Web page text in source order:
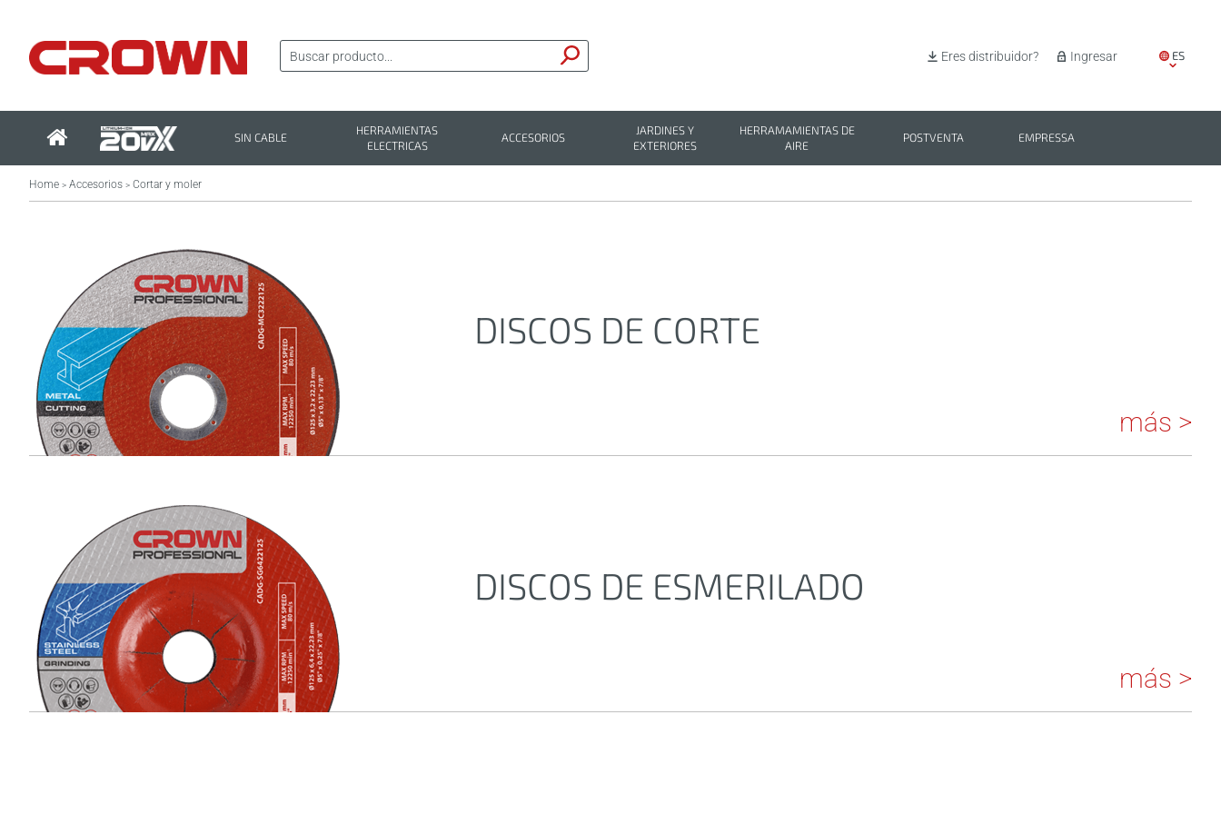
ES
Ingresar
Eres distribuidor?
SIN CABLE
HERRAMIENTAS
ELECTRICAS
ACCESORIOS
JARDINES Y
EXTERIORES
HERRAMAMIENTAS DE
AIRE
POSTVENTA EMPRESSA
Home > Accesorios > Cortar y moler
DISCOS DE CORTE
más >
DISCOS DE ESMERILADO
más >